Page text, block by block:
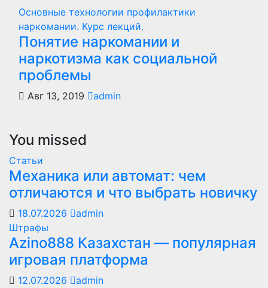
Основные технологии профилактики
наркомании. Курс лекций.
Понятие наркомании и
наркотизма как социальной
проблемы
Авг 13, 2019 admin
You missed
Статьи
Механика или автомат: чем
отличаются и что выбрать новичку
18.07.2026
admin
Штрафы
Azino888 Казахстан — популярная
игровая платформа
12.07.2026
admin